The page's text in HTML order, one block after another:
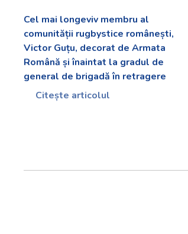
Cel mai longeviv membru al
comunității rugbystice românești,
Victor Guțu, decorat de Armata
Română și înaintat la gradul de
general de brigadă în retragere
Citește articolul